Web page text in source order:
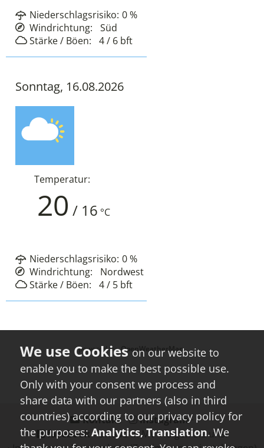
Niederschlagsrisiko: 0%
Stärke / Böen:
4 / 6 bft
Windrichtung: Süd
Sonntag, 16.08.2026
Temperatur:
20 / 16 °C
Niederschlagsrisiko: 0%
Stärke / Böen:
4 / 5 bft
Windrichtung: Nordwest
powered by OpenWeatherMap
Kontakt ⋅ instagram⋅
facebook - Urlaub in MV - folgen Sie uns!
on our website to
enable you to make the best possible use.
Only with your consent we process and
share data with our partners (also in third
countries) according to our privacy policy for
the purposes: Analytics, Translation. We